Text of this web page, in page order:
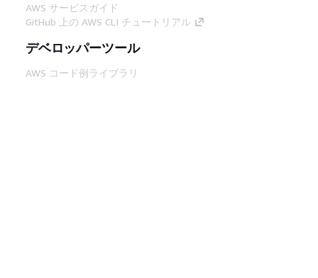
AWS サービスガイド
GitHub 上の AWS CLI チュートリアル
デベロッパーツール
AWS コード例ライブラリ